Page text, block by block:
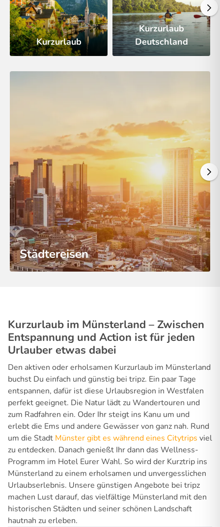
Kurzurlaub
Kurzurlaub
Deutschland
Städtereisen
Kurzurlaub im Münsterland – Zwischen
Entspannung und Action ist für jeden
Urlauber etwas dabei
Den aktiven oder erholsamen Kurzurlaub im Münsterland
buchst Du einfach und günstig bei tripz. Ein paar Tage
entspannen, dafür ist diese Urlaubsregion in Westfalen
perfekt geeignet. Die Natur lädt zu Wandertouren und
zum Radfahren ein. Oder Ihr steigt ins Kanu um und
erlebt die Ems und andere Gewässer von ganz nah. Rund
um die Stadt Münster gibt es während eines Citytrips viel
zu entdecken. Danach genießt Ihr dann das Wellness-
Programm im Hotel Eurer Wahl. So wird der Kurztrip ins
Münsterland zu einem erholsamen und unvergesslichen
Urlaubserlebnis. Unsere günstigen Angebote bei tripz
machen Lust darauf, das vielfältige Münsterland mit den
historischen Städten und seiner schönen Landschaft
hautnah zu erleben.